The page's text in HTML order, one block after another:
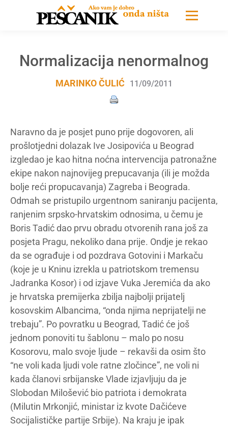
Normalizacija nenormalnog
MARINKO ČULIĆ 11/09/2011
Naravno da je posjet puno prije dogovoren, ali
prošlotjedni dolazak Ive Josipovića u Beograd
izgledao je kao hitna noćna intervencija patronažne
ekipe nakon najnovijeg prepucavanja (ili je možda
bolje reći propucavanja) Zagreba i Beograda.
Odmah se pristupilo urgentnom saniranju pacijenta,
ranjenim srpsko-hrvatskim odnosima, u čemu je
Boris Tadić dao prvu obradu otvorenih rana još za
posjeta Pragu, nekoliko dana prije. Ondje je rekao
da se ograđuje i od pozdrava Gotovini i Markaču
(koje je u Kninu izrekla u patriotskom tremensu
Jadranka Kosor) i od izjave Vuka Jeremića da ako
je hrvatska premijerka zbilja najbolji prijatelj
kosovskim Albancima, “onda njima neprijatelji ne
trebaju”. Po povratku u Beograd, Tadić će još
jednom ponoviti tu šablonu – malo po nosu
Kosorovu, malo svoje ljude – rekavši da osim što
“ne voli kada ljudi vole ratne zločince”, ne voli ni
kada članovi srbijanske Vlade izjavljuju da je
Slobodan Milošević bio patriota i demokrata
(Milutin Mrkonjić, ministar iz kvote Dačićeve
Socijalističke partije Srbije). Na kraju je ipak